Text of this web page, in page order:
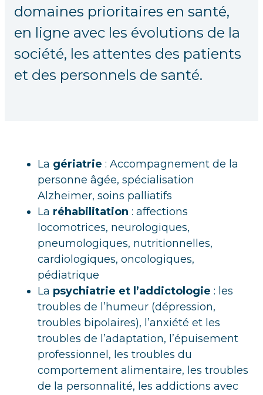
domaines prioritaires en santé,
en ligne avec les évolutions de la
société, les attentes des patients
et des personnels de santé.
La gériatrie : Accompagnement de la
personne âgée, spécialisation
Alzheimer, soins palliatifs
La réhabilitation : affections
locomotrices, neurologiques,
pneumologiques, nutritionnelles,
cardiologiques, oncologiques,
pédiatrique
La psychiatrie et l’addictologie : les
troubles de l’humeur (dépression,
troubles bipolaires), l’anxiété et les
troubles de l’adaptation, l’épuisement
professionnel, les troubles du
comportement alimentaire, les troubles
de la personnalité, les addictions avec